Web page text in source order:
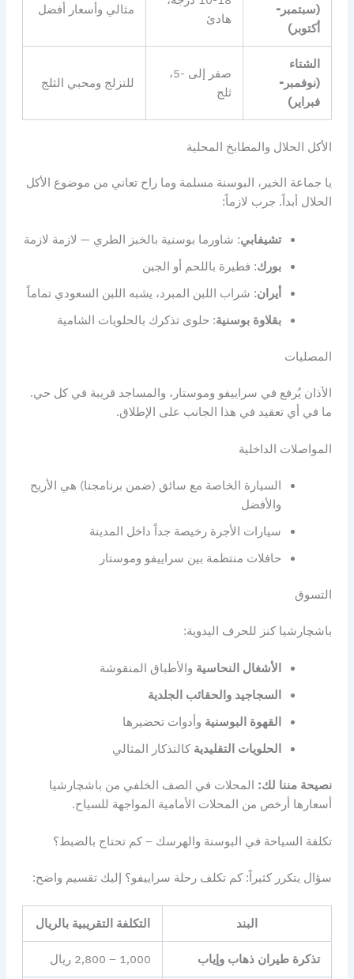
(سبتمبر-
أكتوبر)
هادئ
مثالي وأسعار أفضل
الشتاء
(نوفمبر-
فبراير)
صفر إلى -5،
ثلج
للتزلج ومحبي الثلج
الأكل الحلال والمطابخ المحلية
يا جماعة الخير، البوسنة مسلمة وما راح تعاني من موضوع الأكل
الحلال أبداً. جرب لازماً:
تشيفابي: شاورما بوسنية بالخبز الطري — لازمة لازمة
بورك: فطيرة باللحم أو الجبن
أيران: شراب اللبن المبرد، يشبه اللبن السعودي تماماً
بقلاوة بوسنية: حلوى تذكرك بالحلويات الشامية
المصليات
الأذان يُرفع في سراييفو وموستار، والمساجد قريبة في كل حي.
ما في أي تعقيد في هذا الجانب على الإطلاق.
المواصلات الداخلية
السيارة الخاصة مع سائق (ضمن برنامجنا) هي الأريح
والأفضل
سيارات الأجرة رخيصة جداً داخل المدينة
حافلات منتظمة بين سراييفو وموستار
التسوق
باشچارشيا كنز للحرف اليدوية:
الأشغال النحاسية والأطباق المنقوشة
السجاجيد والحقائب الجلدية
القهوة البوسنية وأدوات تحضيرها
الحلويات التقليدية كالتذكار المثالي
نصيحة مننا لك: المحلات في الصف الخلفي من باشچارشيا
أسعارها أرخص من المحلات الأمامية المواجهة للسياح.
تكلفة السياحة في البوسنة والهرسك – كم تحتاج بالضبط؟
سؤال يتكرر كثيراً: كم تكلف رحلة سراييفو؟ إليك تقسيم واضح:
البند التكلفة التقريبية بالريال
تذكرة طيران ذهاب وإياب 1,000 – 2,800 ريال